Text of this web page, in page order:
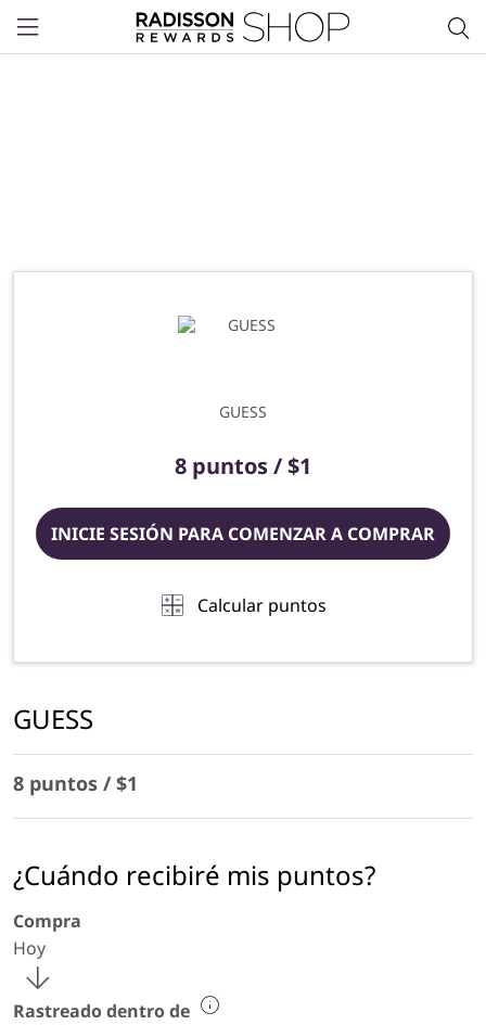
Menu
GUESS
8 puntos / $1
INICIE SESIÓN PARA COMENZAR A COMPRAR
Calcular puntos
GUESS
8 puntos / $1
¿Cuándo recibiré mis puntos?
Compra
Hoy
Rastreado dentro de